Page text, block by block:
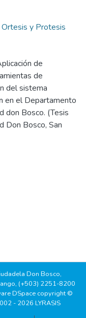
Ortesis y Protesis
de
de
del sistema
en el Departamento
don Bosco. (Tesis
Don Bosco, San
Don Bosco,
(+503) 2251-8200
DSpace copyright ©
- 2026 LYRASIS